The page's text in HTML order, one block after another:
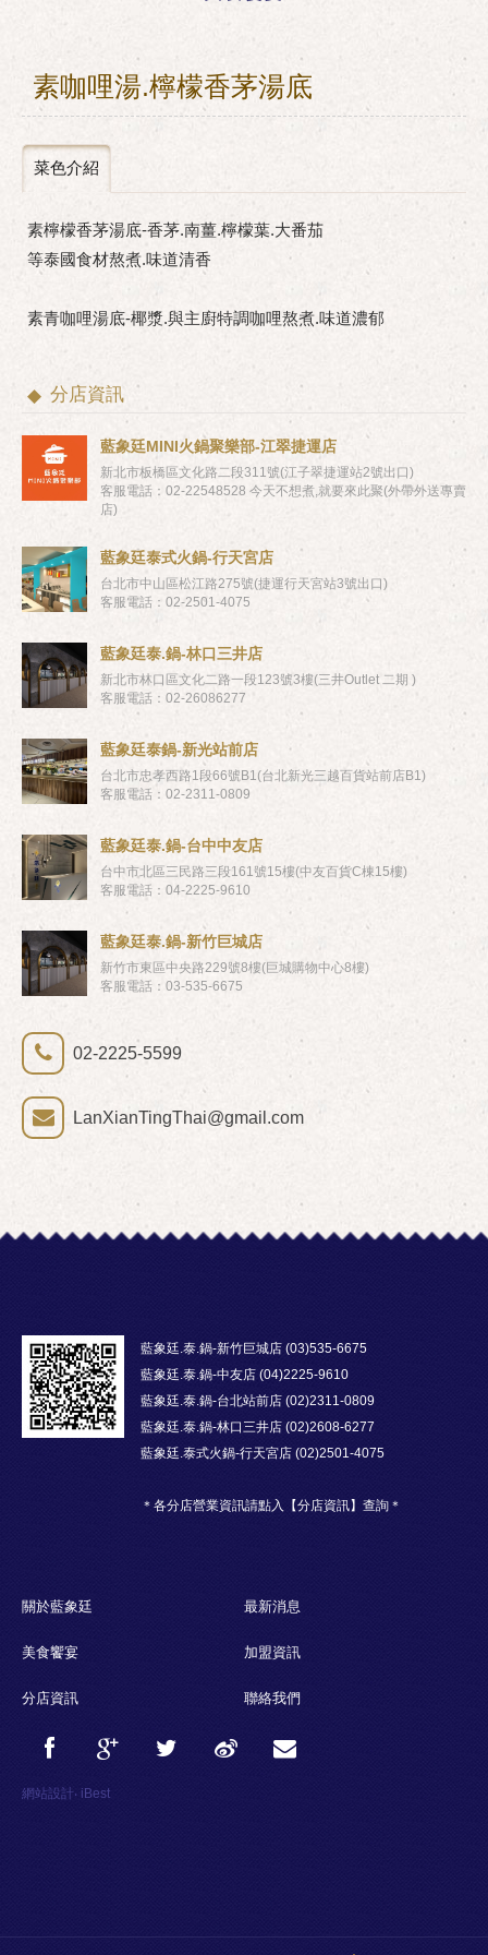
素咖哩湯.檸檬香茅湯底
菜色介紹
素檸檬香茅湯底-香茅.南薑.檸檬葉.大番茄
等泰國食材熬煮.味道清香
素青咖哩湯底-椰漿.與主廚特調咖哩熬煮.味道濃郁
分店資訊
藍象廷MINI火鍋聚樂部-江翠捷運店
新北市板橋區文化路二段311號(江子翠捷運站2號出口)
客服電話：02-22548528 今天不想煮,就要來此聚(外帶外送專賣
店)
藍象廷泰式火鍋-行天宮店
台北市中山區松江路275號(捷運行天宮站3號出口)
客服電話：02-2501-4075
藍象廷泰.鍋-林口三井店
新北市林口區文化二路一段123號3樓(三井Outlet 二期 )
客服電話：02-26086277
藍象廷泰鍋-新光站前店
台北市忠孝西路1段66號B1(台北新光三越百貨站前店B1)
客服電話：02-2311-0809
藍象廷泰.鍋-台中中友店
台中市北區三民路三段161號15樓(中友百貨C棟15樓)
客服電話：04-2225-9610
藍象廷泰.鍋-新竹巨城店
新竹市東區中央路229號8樓(巨城購物中心8樓)
客服電話：03-535-6675
02-2225-5599
LanXianTingThai@gmail.com
藍象廷.泰.鍋-新竹巨城店 (03)535-6675
藍象廷.泰.鍋-中友店 (04)2225-9610
藍象廷.泰.鍋-台北站前店 (02)2311-0809
藍象廷.泰.鍋-林口三井店 (02)2608-6277
藍象廷.泰式火鍋-行天宮店 (02)2501-4075
＊各分店營業資訊請點入【分店資訊】查詢＊
關於藍象廷 最新消息
美食饗宴 加盟資訊
分店資訊 聯絡我們
網站設計‧ iBest